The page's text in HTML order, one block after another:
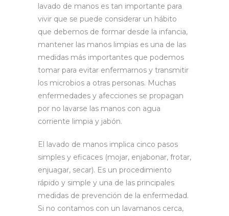
lavado de manos es tan importante para
vivir que se puede considerar un hábito
que debemos de formar desde la infancia,
mantener las manos limpias es una de las
medidas más importantes que podemos
tomar para evitar enfermarnos y transmitir
los microbios a otras personas. Muchas
enfermedades y afecciones se propagan
por no lavarse las manos con agua
corriente limpia y jabón.
El lavado de manos implica cinco pasos
simples y eficaces (mojar, enjabonar, frotar,
enjuagar, secar). Es un procedimiento
rápido y simple y una de las principales
medidas de prevención de la enfermedad.
Si no contamos con un lavamanos cerca,